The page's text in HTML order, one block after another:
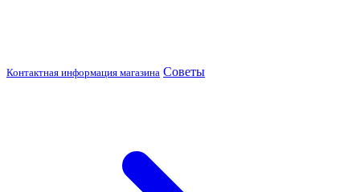
Контактная информация магазина Советы